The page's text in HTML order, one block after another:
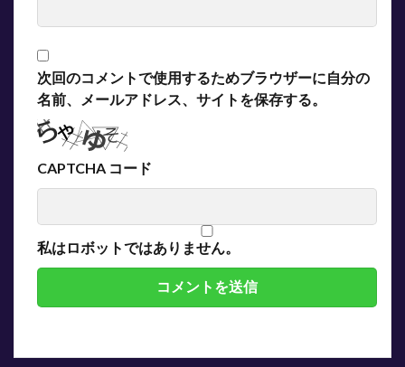
次回のコメントで使用するためブラウザーに自分の
名前、メールアドレス、サイトを保存する。
CAPTCHA コード
私はロボットではありません。